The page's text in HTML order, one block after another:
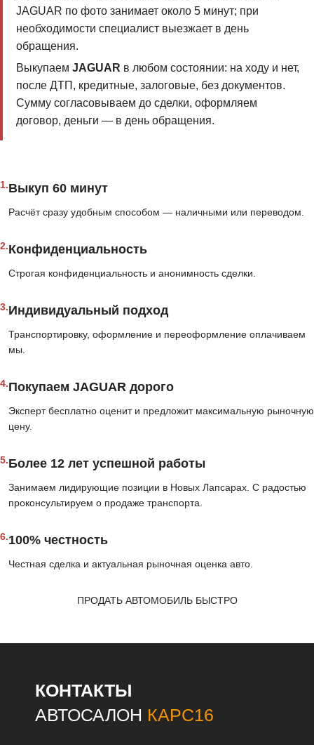
JAGUAR по фото занимает около 5 минут; при
необходимости специалист выезжает в день
обращения.
Выкупаем JAGUAR в любом состоянии: на ходу и нет,
после ДТП, кредитные, залоговые, без документов.
Сумму согласовываем до сделки, оформляем
договор, деньги — в день обращения.
1.Выкуп 60 минут
Расчёт сразу удобным способом — наличными или переводом.
2.Конфиденциальность
Строгая конфиденциальность и анонимность сделки.
3.Индивидуальный подход
Транспортировку, оформление и переоформление оплачиваем
мы.
4.Покупаем JAGUAR дорого
Эксперт бесплатно оценит и предложит максимальную рыночную
цену.
5.Более 12 лет успешной работы
Занимаем лидирующие позиции в Новых Лапсарах. С радостью
проконсультируем о продаже транспорта.
6.100% честность
Честная сделка и актуальная рыночная оценка авто.
ПРОДАТЬ АВТОМОБИЛЬ БЫСТРО
КОНТАКТЫ
АВТОСАЛОН КАРС16